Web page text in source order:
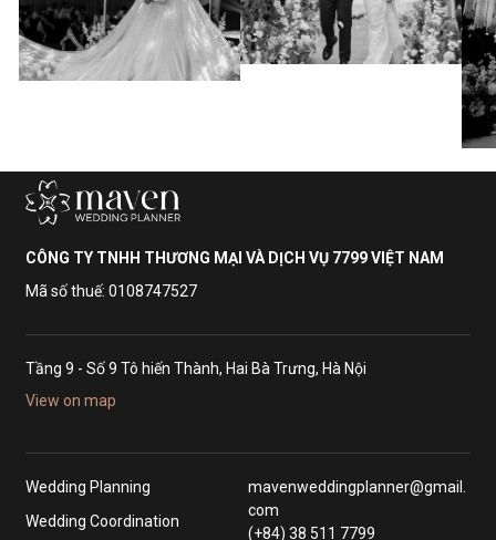
CÔNG TY TNHH THƯƠNG MẠI VÀ DỊCH VỤ 7799 VIỆT NAM
Mã số thuế: 0108747527
Tầng 9 - Số 9 Tô hiến Thành, Hai Bà Trưng, Hà Nội
View on map
Wedding Planning
Wedding Coordination
mavenweddingplanner@gmail.
com
(+84) 38 511 7799